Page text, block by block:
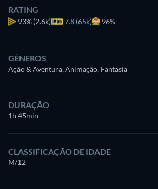
RATING
93% (2.6k) 7.8 (65k) 96%
GÊNEROS
Ação & Aventura, Animação, Fantasia
DURAÇÃO
1h 45min
CLASSIFICAÇÃO DE IDADE
M/12